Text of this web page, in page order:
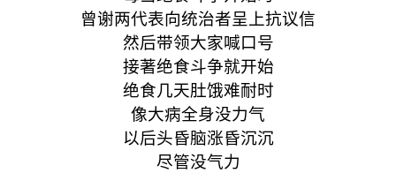
曾谢两代表向统治者呈上抗议信
然后带领大家喊口号
接著绝食斗争就开始
绝食几天肚饿难耐时
像大病全身没力气
以后头昏脑涨昏沉沉
尽管没气力